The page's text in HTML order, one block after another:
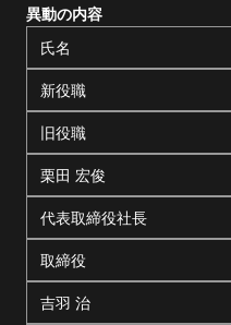
異動の内容
氏名
新役職
旧役職
栗田 宏俊
代表取締役社長
取締役
吉羽 治